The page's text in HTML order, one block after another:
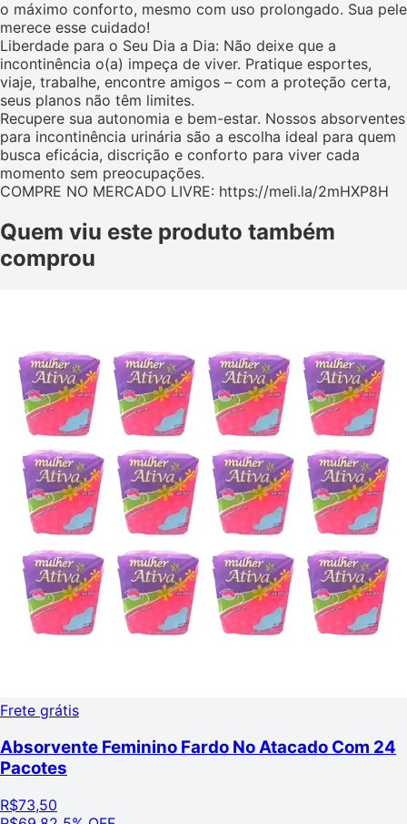
o máximo conforto, mesmo com uso prolongado. Sua pele
merece esse cuidado!
Liberdade para o Seu Dia a Dia: Não deixe que a
incontinência o(a) impeça de viver. Pratique esportes,
viaje, trabalhe, encontre amigos – com a proteção certa,
seus planos não têm limites.
Recupere sua autonomia e bem-estar. Nossos absorventes
para incontinência urinária são a escolha ideal para quem
busca eficácia, discrição e conforto para viver cada
momento sem preocupações.
COMPRE NO MERCADO LIVRE: https://meli.la/2mHXP8H
Quem viu este produto também
comprou
Frete grátis
Absorvente Feminino Fardo No Atacado Com 24
Pacotes
R$73,50